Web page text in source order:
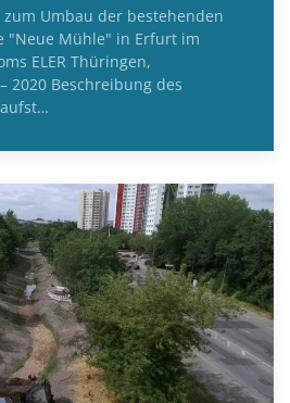
Umbau der bestehenden
"Neue Mühle" in Erfurt im
ELER Thüringen,
2020 Beschreibung des